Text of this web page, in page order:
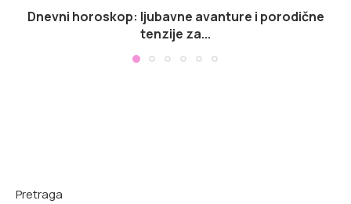
Dnevni horoskop: ljubavne avanture i porodične
tenzije za...
Pretraga